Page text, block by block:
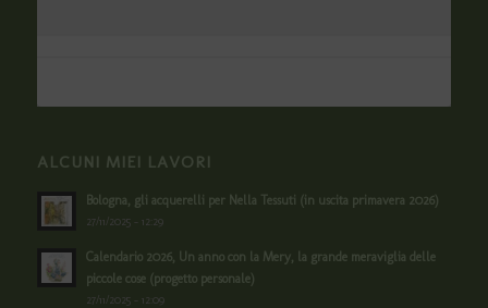
ALCUNI MIEI LAVORI
Bologna, gli acquerelli per Nella Tessuti (in uscita primavera 2026)
27/11/2025 - 12:29
Calendario 2026, Un anno con la Mery, la grande meraviglia delle
piccole cose (progetto personale)
27/11/2025 - 12:09